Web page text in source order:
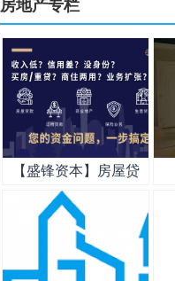
房地产专栏
【盛锋资本】房屋贷